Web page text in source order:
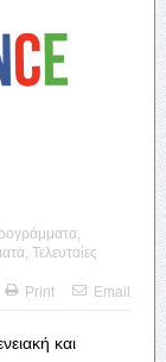
,
, Τελευταίες
Print
Email
και